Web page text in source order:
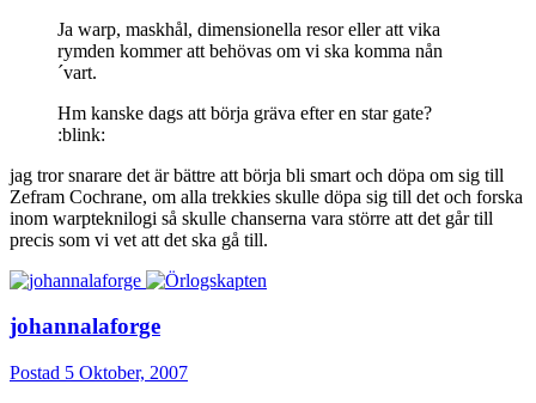
Ja warp, maskhål, dimensionella resor eller att vika
rymden kommer att behövas om vi ska komma nån
´vart.
Hm kanske dags att börja gräva efter en star gate?
:blink:
jag tror snarare det är bättre att börja bli smart och döpa om sig till
Zefram Cochrane, om alla trekkies skulle döpa sig till det och forska
inom warpteknilogi så skulle chanserna vara större att det går till
precis som vi vet att det ska gå till.
johannalaforge
Postad 5 Oktober, 2007